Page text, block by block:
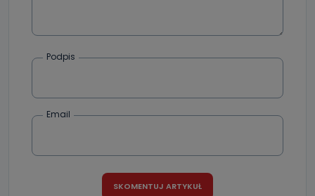
Do czasu wycofania zgody lub, jeśli dane będą
administratora – do momentu wniesienia sprzeciwu.
dane, które pochodzą bezpośrednio od Państwa (lub
kontaktowy, adres korespondencyjny. Odbiorcą Pastwa
oraz partnerzy wspomagający administratora w jego
biznesowej działalności.
Podpis
Email